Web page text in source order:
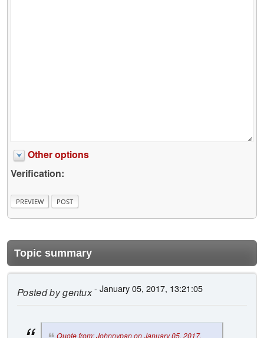
Other options
Verification:
Topic summary
Posted bygentux- January 05, 2017, 13:21:05
Quote from: Johnnypan on January 05, 2017,